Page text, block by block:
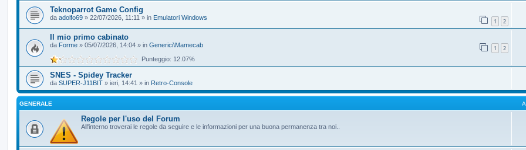
Teknoparrot Game Config
1 2
da adolfo69 » 22/07/2026, 11:11 » in Emulatori Windows
Il mio primo cabinato
1 2
da Forme » 05/07/2026, 14:04 » in Generici\Mamecab
Punteggio: 12.07%
SNES - Spidey Tracker
da SUPER-J11BIT » ieri, 14:41 » in Retro-Console
GENERALE
Regole per l'uso del Forum
All'interno troverai le regole da seguire e le informazioni per una buona permanenza tra noi..